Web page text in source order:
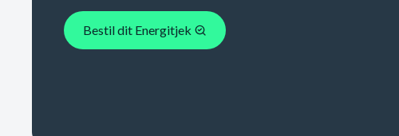
Bestil dit Energitjek